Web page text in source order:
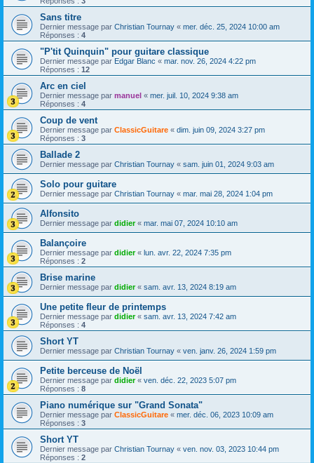
Sans titre
Dernier message par Christian Tournay « mer. déc. 25, 2024 10:00 am
Réponses : 4
"P'tit Quinquin" pour guitare classique
Dernier message par Edgar Blanc « mar. nov. 26, 2024 4:22 pm
Réponses : 12
Arc en ciel
Dernier message par manuel « mer. juil. 10, 2024 9:38 am
Réponses : 4
Coup de vent
Dernier message par ClassicGuitare « dim. juin 09, 2024 3:27 pm
Réponses : 3
Ballade 2
Dernier message par Christian Tournay « sam. juin 01, 2024 9:03 am
Solo pour guitare
Dernier message par Christian Tournay « mar. mai 28, 2024 1:04 pm
Alfonsito
Dernier message par didier« mar. mai 07, 2024 10:10 am
Balançoire
Dernier message par didier« lun. avr. 22, 2024 7:35 pm
Réponses : 2
Brise marine
Dernier message par didier« sam. avr. 13, 2024 8:19 am
Une petite fleur de printemps
Dernier message par didier« sam. avr. 13, 2024 7:42 am
Réponses : 4
Short YT
Dernier message par Christian Tournay « ven. janv. 26, 2024 1:59 pm
Petite berceuse de Noël
Dernier message par didier« ven. déc. 22, 2023 5:07 pm
Réponses : 8
Piano numérique sur "Grand Sonata"
Dernier message par ClassicGuitare « mer. déc. 06, 2023 10:09 am
Réponses : 3
Short YT
Dernier message par Christian Tournay « ven. nov. 03, 2023 10:44 pm
Réponses : 2